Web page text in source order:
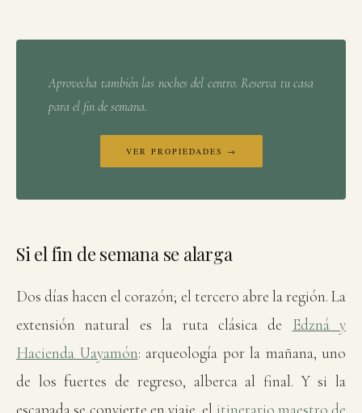
Aprovecha también las noches del centro. Reserva tu casa
para el fin de semana.
VER PROPIEDADES →
Si el fin de semana se alarga
Dos días hacen el corazón; el tercero abre la región. La
extensión natural es la ruta clásica de Edzná y
Hacienda Uayamón: arqueología por la mañana, uno
de los fuertes de regreso, alberca al final. Y si la